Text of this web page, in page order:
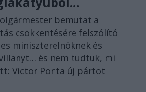
bemutat a
csökkentésére felszólító
miniszterelnöknek és
és nem tudtuk, mi
Victor Ponta új pártot